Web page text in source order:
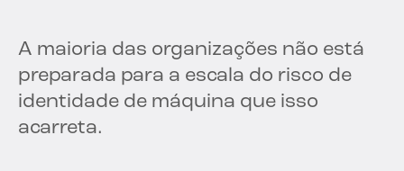
A maioria das organizações não está
preparada para a escala do risco de
identidade de máquina que isso
acarreta.